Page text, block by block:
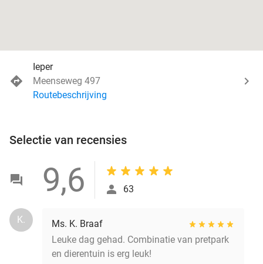
Ieper
Meenseweg 497
Routebeschrijving
Selectie van recensies
9,6 63
K.
Ms. K. Braaf
Leuke dag gehad. Combinatie van pretpark
en dierentuin is erg leuk!